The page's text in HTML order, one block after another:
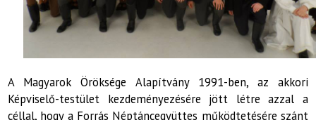
A Magyarok Öröksége Alapítvány 1991-ben, az akkori
Képviselő-testület kezdeményezésére jött létre azzal a
céllal, hogy a Forrás Néptáncegyüttes működtetésére szánt